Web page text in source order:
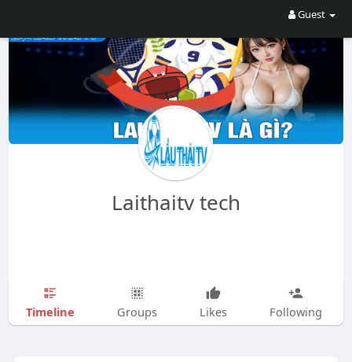
Guest
Laithaitv tech
Timeline Groups Likes Following